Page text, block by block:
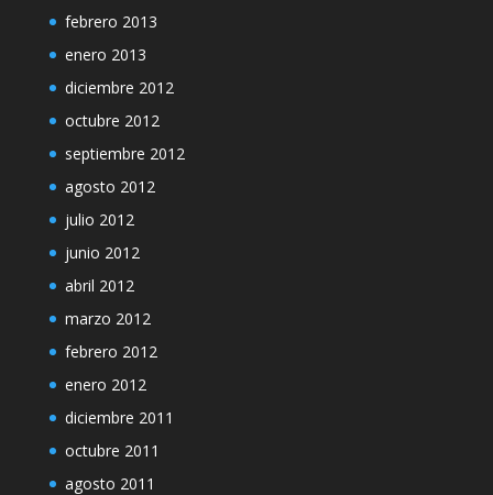
febrero 2013
enero 2013
diciembre 2012
octubre 2012
septiembre 2012
agosto 2012
julio 2012
junio 2012
abril 2012
marzo 2012
febrero 2012
enero 2012
diciembre 2011
octubre 2011
agosto 2011